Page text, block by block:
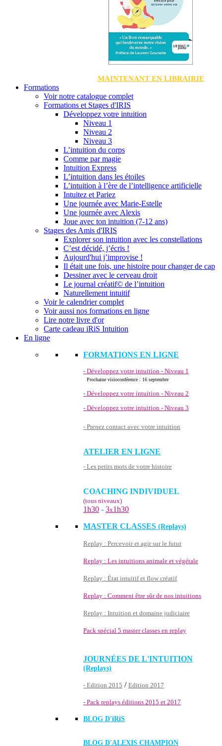
MAINTENANT EN LIBRAIRIE
Formations
Voir notre catalogue complet
Formations et Stages d'IRIS
Développez votre intuition
Niveau 1
Niveau 2
Niveau 3
L’intuition du corps
Comme par magie
Intuition Express
L’intuition dans les étoiles
L’intuition à l’ère de l’intelligence artificielle
Intuitez et Pariez
Une journée avec Marie-Estelle
Une journée avec Alexis
Joue avec ton intuition (7-12 ans)
Stages des Amis d'IRIS
Explorer son intuition avec les constellations
C’est décidé, j’écris !
Aujourd'hui j’improvise !
Il était une fois, une histoire pour changer de cap
Dessiner avec le cerveau droit
Le journal créatif© de l’intuition
Naturellement intuitif
Voir le calendrier complet
Voir aussi nos formations en ligne
Lire notre livre d'or
Carte cadeau iRiS Intuition
En ligne
FORMATIONS EN LIGNE
- Développez votre intuition - Niveau 1
Prochaine visioconférence : 16 septembre
- Développez votre intuition - Niveau 2
- Développez votre intuition - Niveau 3
- Prenez contact avec votre intuition
ATELIER EN LIGNE
- Les petits mots de votre histoire
COACHING INDIVIDUEL
(tous niveaux)
1h30 - 3x1h30
MASTER CLASSES (Replays)
Replay : Percevoir et agir sur le futur
Replay : Les intuitions animale et végétale
Replay : État intuitif et flow créatif
Replay : Comment être sûr de nos intuitions
Replay : Intuition et domaine judiciaire
Pack spécial 5 master classes en replay
JOURNÉES DE L'INTUITION
(Replays)
- Edition 2015 / Edition 2017
- Pack replays éditions 2015 et 2017
BLOG D'iRiS
BLOG D'ALEXIS CHAMPION